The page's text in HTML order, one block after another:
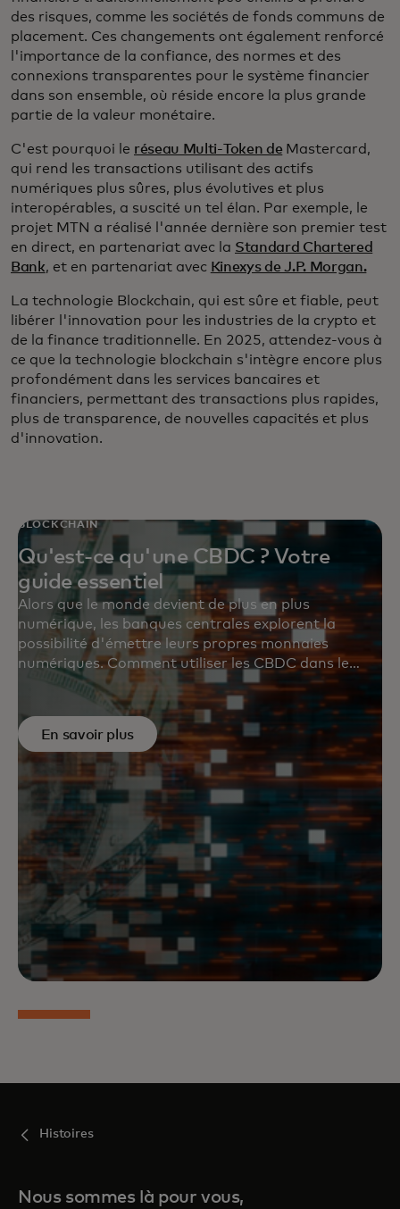
des risques, comme les sociétés de fonds communs de
placement. Ces changements ont également renforcé
l'importance de la confiance, des normes et des
connexions transparentes pour le système financier
dans son ensemble, où réside encore la plus grande
partie de la valeur monétaire.
C'est pourquoi le réseau Multi-Token de Mastercard,
qui rend les transactions utilisant des actifs
numériques plus sûres, plus évolutives et plus
interopérables, a suscité un tel élan. Par exemple, le
projet MTN a réalisé l'année dernière son premier test
en direct, en partenariat avec la Standard Chartered
Bank, et en partenariat avec Kinexys de J.P. Morgan.
La technologie Blockchain, qui est sûre et fiable, peut
libérer l'innovation pour les industries de la crypto et
de la finance traditionnelle. En 2025, attendez-vous à
ce que la technologie blockchain s'intègre encore plus
profondément dans les services bancaires et
financiers, permettant des transactions plus rapides,
plus de transparence, de nouvelles capacités et plus
d'innovation.
BLOCKCHAIN
Qu'est-ce qu'une CBDC ? Votre
guide essentiel
Alors que le monde devient de plus en plus
numérique, les banques centrales explorent la
possibilité d'émettre leurs propres monnaies
numériques. Comment utiliser les CBDC dans le
commerce de tous les jours ?
En savoir plus
Histoires
Nous sommes là pour vous,